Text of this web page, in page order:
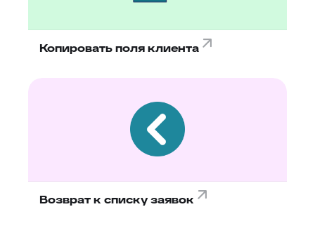
Копировать поля клиента
Возврат к списку заявок